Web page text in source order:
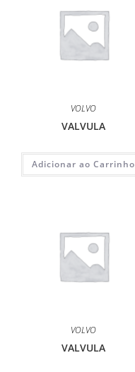
VOLVO
VALVULA
Adicionar ao Carrinho
VOLVO
VALVULA